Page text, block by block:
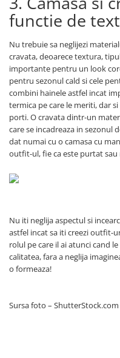
functie de
Nu trebuie sa neglijezi
cravata, deoarece textura,
importante pentru un look
pentru sezonul cald si cele
combini hainele astfel incat
termica pe care le meriti, dar
porti. O cravata dintr-un
care se incadreaza in sezonul
dat numai cu o camasa cu
outfit-ul, fie ca este purtat sau
Nu iti neglija aspectul si
astfel incat sa iti creezi outfit-
rolul pe care il ai atunci cand
calitatea, fara a neglija
o formeaza!
Sursa foto – ShutterStock.com